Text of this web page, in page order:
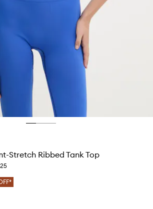
Stretch Ribbed Tank Top